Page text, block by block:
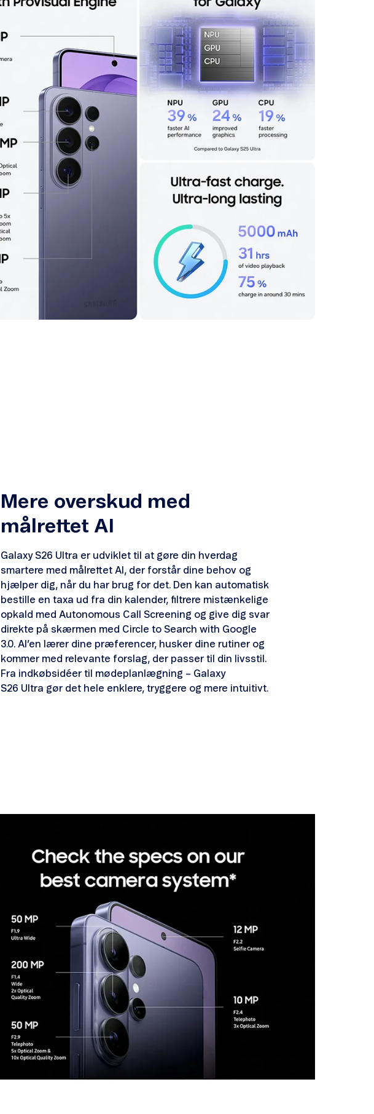
Mere overskud med
målrettet AI
Galaxy S26 Ultra er udviklet til at gøre din hverdag
smartere med målrettet AI, der forstår dine behov og
hjælper dig, når du har brug for det. Den kan automatisk
bestille en taxa ud fra din kalender, filtrere mistænkelige
opkald med Autonomous Call Screening og give dig svar
direkte på skærmen med Circle to Search with Google
3.0. AI’en lærer dine præferencer, husker dine rutiner og
kommer med relevante forslag, der passer til din livsstil.
Fra indkøbsidéer til mødeplanlægning – Galaxy
S26 Ultra gør det hele enklere, tryggere og mere intuitivt.